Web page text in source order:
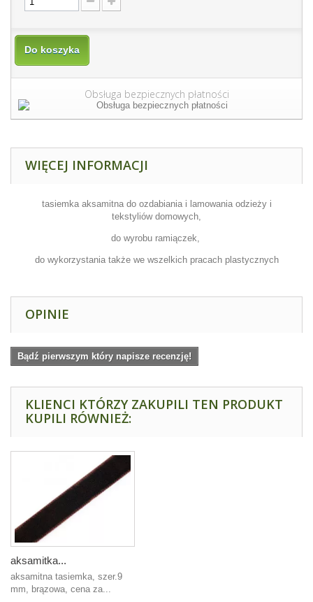
Do koszyka
Obsługa bezpiecznych płatności
WIĘCEJ INFORMACJI
tasiemka aksamitna do ozdabiania i lamowania odzieży i
tekstyliów domowych,
do wyrobu ramiączek,
do wykorzystania także we wszelkich pracach plastycznych
OPINIE
Bądź pierwszym który napisze recenzję!
KLIENCI KTÓRZY ZAKUPILI TEN PRODUKT
KUPILI RÓWNIEŻ:
aksamitka...
aksamitna tasiemka, szer.9
mm, brązowa, cena za...